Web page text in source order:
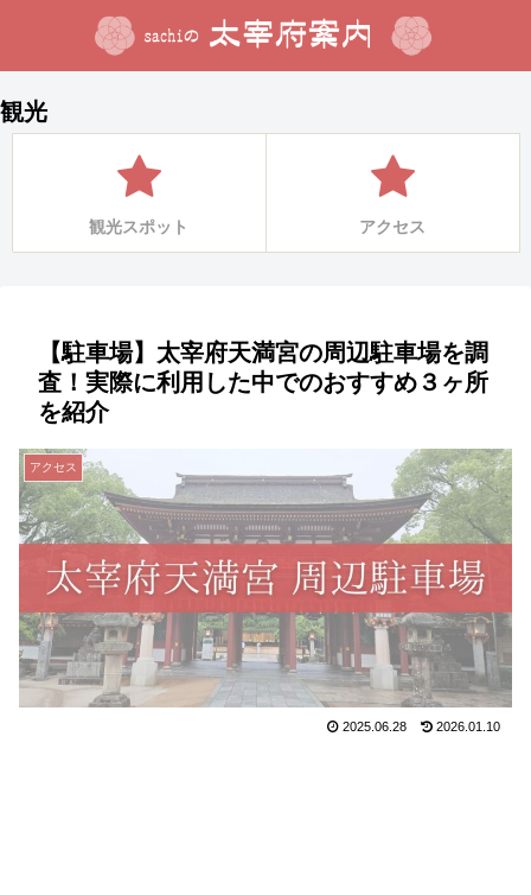
観光
観光スポット アクセス
【駐車場】太宰府天満宮の周辺駐車場を調
査！実際に利用した中でのおすすめ３ヶ所
を紹介
アクセス
2025.06.28 2026.01.10